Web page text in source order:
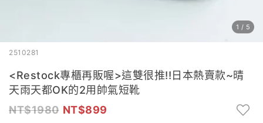
1 / 5
2510281
<Restock專櫃再販喔>這雙很推!!日本熱賣款~晴
天雨天都OK的2用帥氣短靴
1980
899